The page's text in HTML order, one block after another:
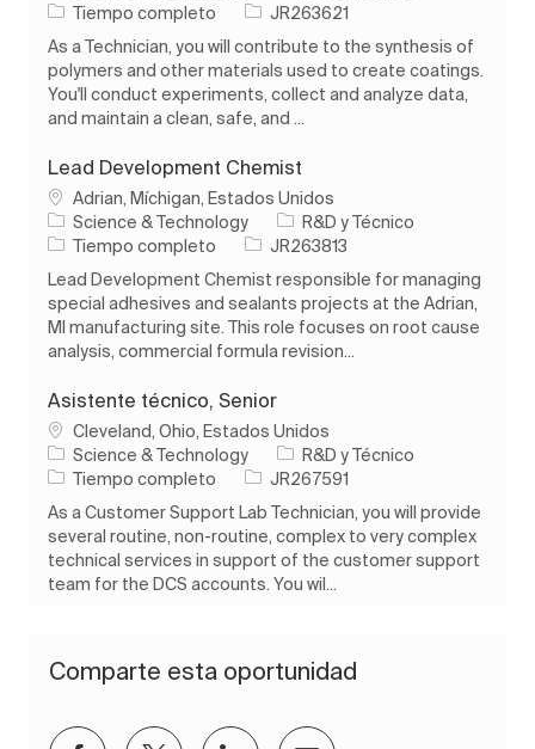
Tipo de trabajo
Tiempo completo ID de trabajo
JR263621
As a Technician, you will contribute to the synthesis of
polymers and other materials used to create coatings.
You'll conduct experiments, collect and analyze data,
and maintain a clean, safe, and ...
Lead Development Chemist
Ubicación
Adrian, Míchigan, Estados Unidos
Science & Technology
Categoría
R&D y Técnico
Tipo de trabajo
Tiempo completo ID de trabajo
JR263813
Lead Development Chemist responsible for managing
special adhesives and sealants projects at the Adrian,
MI manufacturing site. This role focuses on root cause
analysis, commercial formula revision...
Asistente técnico, Senior
Ubicación
Cleveland, Ohio, Estados Unidos
Science & Technology
Categoría
R&D y Técnico
Tipo de trabajo
Tiempo completo ID de trabajo
JR267591
As a Customer Support Lab Technician, you will provide
several routine, non-routine, complex to very complex
technical services in support of the customer support
team for the DCS accounts. You wil...
Comparte esta oportunidad